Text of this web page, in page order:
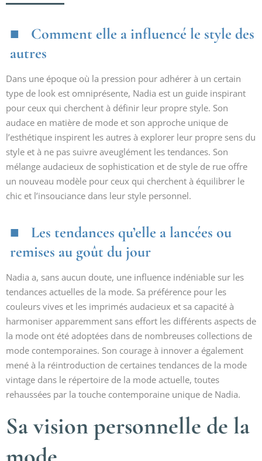
Comment elle a influencé le style des
autres
Dans une époque où la pression pour adhérer à un certain
type de look est omniprésente, Nadia est un guide inspirant
pour ceux qui cherchent à définir leur propre style. Son
audace en matière de mode et son approche unique de
l’esthétique inspirent les autres à explorer leur propre sens du
style et à ne pas suivre aveuglément les tendances. Son
mélange audacieux de sophistication et de style de rue offre
un nouveau modèle pour ceux qui cherchent à équilibrer le
chic et l’insouciance dans leur style personnel.
Les tendances qu’elle a lancées ou
remises au goût du jour
Nadia a, sans aucun doute, une influence indéniable sur les
tendances actuelles de la mode. Sa préférence pour les
couleurs vives et les imprimés audacieux et sa capacité à
harmoniser apparemment sans effort les différents aspects de
la mode ont été adoptées dans de nombreuses collections de
mode contemporaines. Son courage à innover a également
mené à la réintroduction de certaines tendances de la mode
vintage dans le répertoire de la mode actuelle, toutes
rehaussées par la touche contemporaine unique de Nadia.
Sa vision personnelle de la